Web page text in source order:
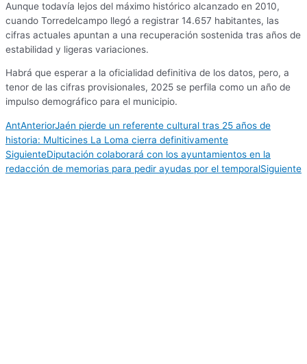
Aunque todavía lejos del máximo histórico alcanzado en 2010,
cuando Torredelcampo llegó a registrar 14.657 habitantes, las
cifras actuales apuntan a una recuperación sostenida tras años de
estabilidad y ligeras variaciones.
Habrá que esperar a la oficialidad definitiva de los datos, pero, a
tenor de las cifras provisionales, 2025 se perfila como un año de
impulso demográfico para el municipio.
AntAnteriorJaén pierde un referente cultural tras 25 años de
historia: Multicines La Loma cierra definitivamente
SiguienteDiputación colaborará con los ayuntamientos en la
redacción de memorias para pedir ayudas por el temporalSiguiente